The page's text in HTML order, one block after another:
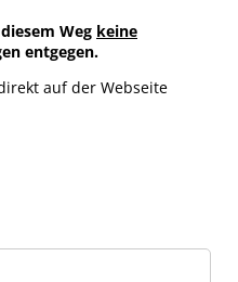
Weg keine
entgegen.
auf der Webseite